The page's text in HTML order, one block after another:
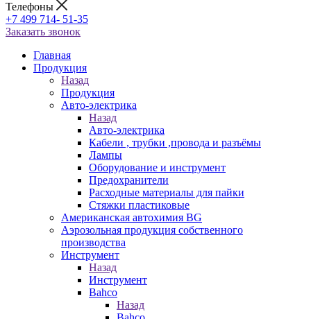
Телефоны
+7 499 714- 51-35
Заказать звонок
Главная
Продукция
Назад
Продукция
Авто-электрика
Назад
Авто-электрика
Кабели , трубки ,провода и разъёмы
Лампы
Оборудование и инструмент
Предохранители
Расходные материалы для пайки
Стяжки пластиковые
Американская автохимия BG
Аэрозольная продукция собственного
производства
Инструмент
Назад
Инструмент
Bahco
Назад